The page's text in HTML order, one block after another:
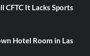
It Lacks Sports
Hotel Room in Las